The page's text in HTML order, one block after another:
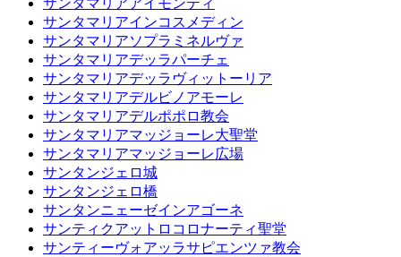
サンタマリアアイモンティ
サンタマリアインコスメディン
サンタマリアソプラミネルヴァ
サンタマリアデッラパーチェ
サンタマリアデッラヴィットーリア
サンタマリアデルビノアモーレ
サンタマリアデルポポロ教会
サンタマリアマッジョーレ大聖堂
サンタマリアマッジョーレ広場
サンタンジェロ城
サンタンジェロ橋
サンタンニェーゼインアゴーネ
サンティクアットロコロナーティ聖堂
サンティーヴォアッラサピエンツァ教会